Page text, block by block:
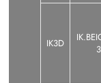
IK3D